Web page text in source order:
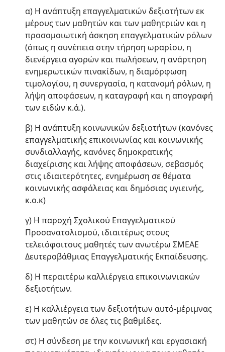
α) Η ανάπτυξη επαγγελματικών δεξιοτήτων εκ
μέρους των μαθητών και των μαθητριών και η
προσομοιωτική άσκηση επαγγελματικών ρόλων
(όπως η συνέπεια στην τήρηση ωραρίου, η
διενέργεια αγορών και πωλήσεων, η ανάρτηση
ενημερωτικών πινακίδων, η διαμόρφωση
τιμολογίου, η συνεργασία, η κατανομή ρόλων, η
λήψη αποφάσεων, η καταγραφή και η απογραφή
των ειδών κ.ά.).
β) Η ανάπτυξη κοινωνικών δεξιοτήτων (κανόνες
επαγγελματικής επικοινωνίας και κοινωνικής
συνδιαλλαγής, κανόνες δημοκρατικής
διαχείρισης και λήψης αποφάσεων, σεβασμός
στις ιδιαιτερότητες, ενημέρωση σε θέματα
κοινωνικής ασφάλειας και δημόσιας υγιεινής,
κ.ο.κ)
γ) Η παροχή Σχολικού Επαγγελματικού
Προσανατολισμού, ιδιαιτέρως στους
τελειόφοιτους μαθητές των ανωτέρω ΣΜΕΑΕ
Δευτεροβάθμιας Επαγγελματικής Εκπαίδευσης.
δ) Η περαιτέρω καλλιέργεια επικοινωνιακών
δεξιοτήτων.
ε) Η καλλιέργεια των δεξιοτήτων αυτό-μέριμνας
των μαθητών σε όλες τις βαθμίδες.
στ) Η σύνδεση με την κοινωνική και εργασιακή